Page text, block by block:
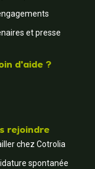
et presse
d'aide ?
rejoindre
chez Cotrolia
spontanée